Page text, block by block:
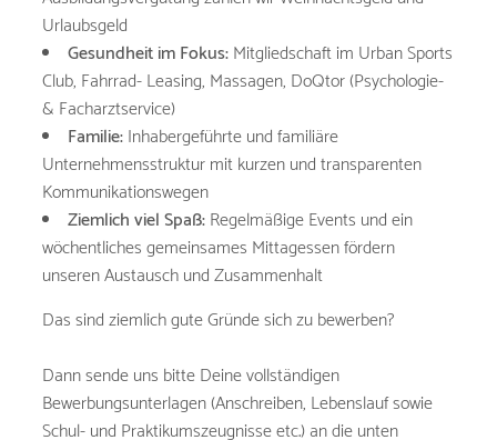
Urlaubsgeld
Gesundheit im Fokus:Mitgliedschaft im Urban Sports
Club, Fahrrad- Leasing, Massagen, DoQtor (Psychologie-
& Facharztservice)
Familie:Inhabergeführte und familiäre
Unternehmensstruktur mit kurzen und transparenten
Kommunikationswegen
Ziemlich viel Spaß:Regelmäßige Events und ein
wöchentliches gemeinsames Mittagessen fördern
unseren Austausch und Zusammenhalt
Das sind ziemlich gute Gründe sich zu bewerben?
Dann sende uns bitte Deine vollständigen
Bewerbungsunterlagen (Anschreiben, Lebenslauf sowie
Schul- und Praktikumszeugnisse etc.) an die unten